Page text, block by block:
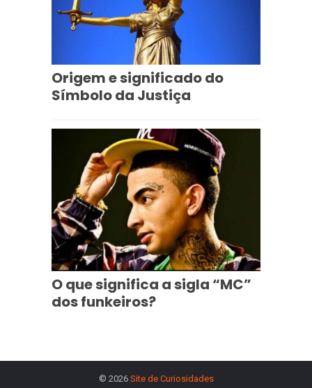
Origem e significado do
Símbolo da Justiça
O que significa a sigla “MC”
dos funkeiros?
© 2026 Site de Curiosidades